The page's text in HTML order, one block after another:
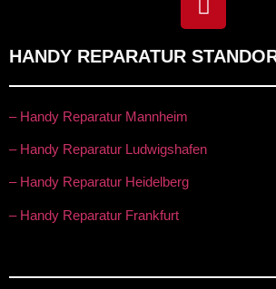
HANDY REPARATUR
– Handy Reparatur Mannheim
– Handy Reparatur Ludwigshafen
– Handy Reparatur Heidelberg
– Handy Reparatur Frankfurt